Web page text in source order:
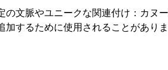
の文脈やユニークな関連付け：カヌ
加するために使用されることがあり